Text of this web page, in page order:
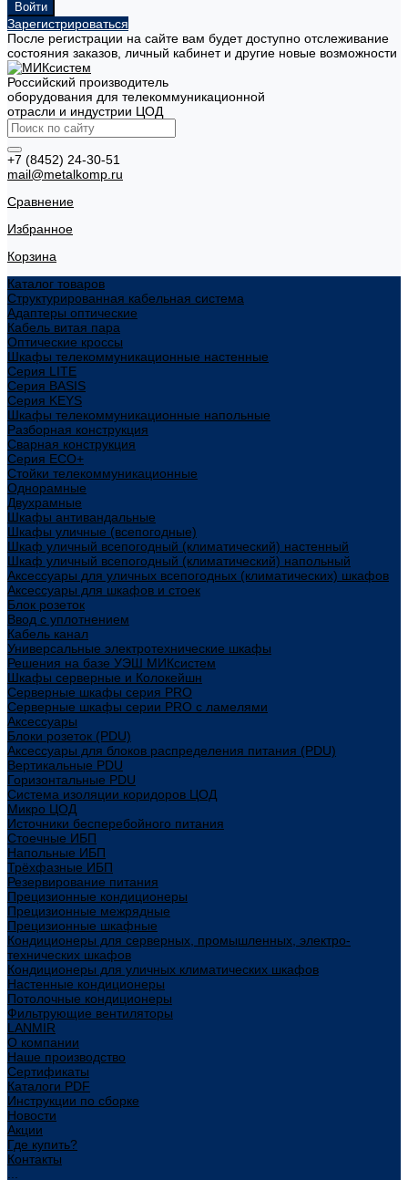
Зарегистрироваться
После регистрации на сайте вам будет доступно отслеживание
состояния заказов, личный кабинет и другие новые возможности
Российский производитель
оборудования для телекоммуникационной
отрасли и индустрии ЦОД
+7 (8452) 24-30-51
mail@metalkomp.ru
Сравнение
Избранное
Корзина
Каталог товаров
Структурированная кабельная система
Адаптеры оптические
Кабель витая пара
Оптические кроссы
Шкафы телекоммуникационные настенные
Cерия LITE
Cерия BASIS
Cерия KEYS
Шкафы телекоммуникационные напольные
Разборная конструкция
Сварная конструкция
Серия ECO+
Стойки телекоммуникационные
Однорамные
Двухрамные
Шкафы антивандальные
Шкафы уличные (всепогодные)
Шкаф уличный всепогодный (климатический) настенный
Шкаф уличный всепогодный (климатический) напольный
Аксессуары для уличных всепогодных (климатических) шкафов
Аксессуары для шкафов и стоек
Блок розеток
Ввод с уплотнением
Кабель канал
Универсальные электротехнические шкафы
Решения на базе УЭШ МИКсистем
Шкафы серверные и Колокейшн
Серверные шкафы серия PRO
Серверные шкафы серии PRO с ламелями
Аксессуары
Блоки розеток (PDU)
Аксессуары для блоков распределения питания (PDU)
Вертикальные PDU
Горизонтальные PDU
Система изоляции коридоров ЦОД
Микро ЦОД
Источники бесперебойного питания
Стоечные ИБП
Напольные ИБП
Трёхфазные ИБП
Резервирование питания
Прецизионные кондиционеры
Прецизионные межрядные
Прецизионные шкафные
Кондиционеры для серверных, промышленных, электро-
технических шкафов
Кондиционеры для уличных климатических шкафов
Настенные кондиционеры
Потолочные кондиционеры
Фильтрующие вентиляторы
LANMIR
О компании
Наше производство
Сертификаты
Каталоги PDF
Инструкции по сборке
Новости
Акции
Где купить?
Контакты